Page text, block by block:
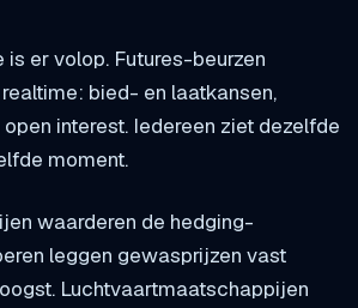
is er volop. Futures-beurzen
bied- en laatkansen,
interest. Iedereen ziet dezelfde
moment.
waarderen de hedging-
leggen gewasprijzen vast
Luchtvaartmaatschappijen